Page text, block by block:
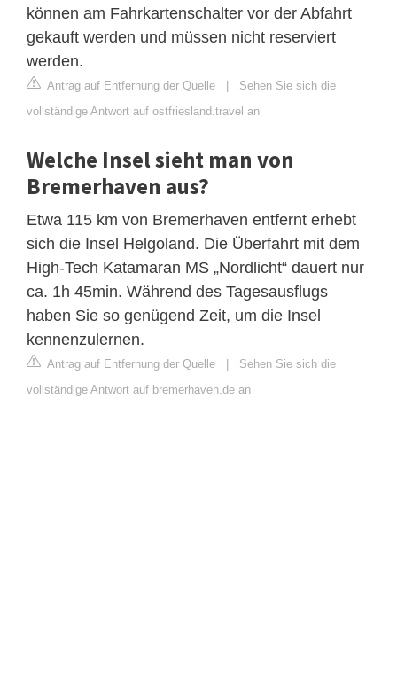
können am Fahrkartenschalter vor der Abfahrt
gekauft werden und müssen nicht reserviert
werden.
Antrag auf Entfernung der Quelle
Sehen Sie sich die
vollständige Antwort auf ostfriesland.travel an
Welche Insel sieht man von
Bremerhaven aus?
Etwa 115 km von Bremerhaven entfernt erhebt
sich die Insel Helgoland. Die Überfahrt mit dem
High-Tech Katamaran MS „Nordlicht“ dauert nur
ca. 1h 45min. Während des Tagesausflugs
haben Sie so genügend Zeit, um die Insel
kennenzulernen.
Antrag auf Entfernung der Quelle
Sehen Sie sich die
vollständige Antwort auf bremerhaven.de an